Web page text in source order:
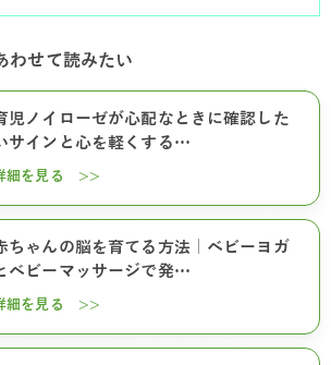
わせて読みたい
児ノイローゼが心配なときに確認した
サインと心を軽くする…
細を見る >>
ちゃんの脳を育てる方法｜ベビーヨガ
ベビーマッサージで発…
細を見る >>